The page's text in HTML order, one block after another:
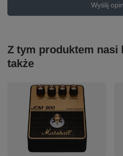
Wyślij
Z tym produktem nasi
także